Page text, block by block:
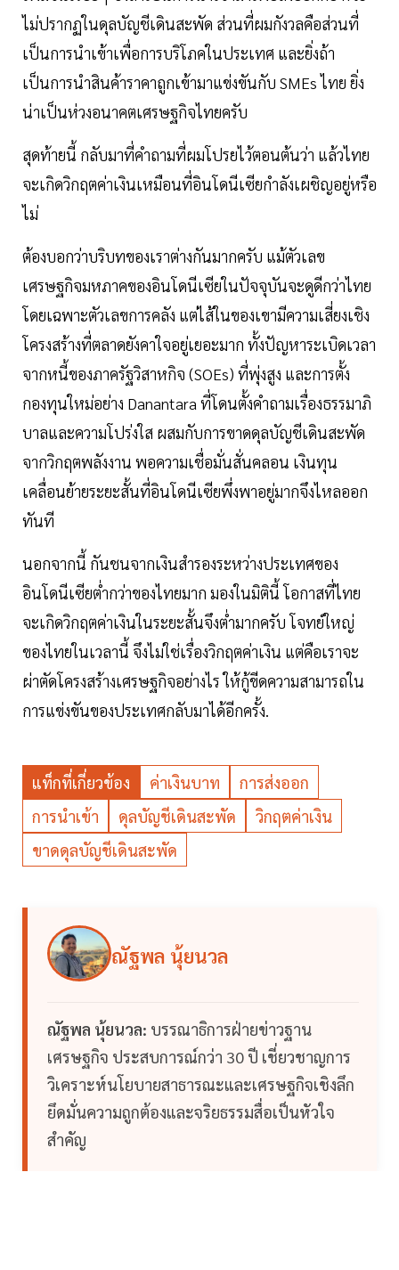
ไม่ปรากฏในดุลบัญชีเดินสะพัด ส่วนที่ผมกังวลคือส่วนที่
เป็นการนำเข้าเพื่อการบริโภคในประเทศ และยิ่งถ้า
เป็นการนำสินค้าราคาถูกเข้ามาแข่งขันกับ SMEs ไทย ยิ่ง
น่าเป็นห่วงอนาคตเศรษฐกิจไทยครับ
สุดท้ายนี้ กลับมาที่คำถามที่ผมโปรยไว้ตอนต้นว่า แล้วไทย
จะเกิดวิกฤตค่าเงินเหมือนที่อินโดนีเซียกำลังเผชิญอยู่หรือ
ไม่
ต้องบอกว่าบริบทของเราต่างกันมากครับ แม้ตัวเลข
เศรษฐกิจมหภาคของอินโดนีเซียในปัจจุบันจะดูดีกว่าไทย
โดยเฉพาะตัวเลขการคลัง แต่ไส้ในของเขามีความเสี่ยงเชิง
โครงสร้างที่ตลาดยังคาใจอยู่เยอะมาก ทั้งปัญหาระเบิดเวลา
จากหนี้ของภาครัฐวิสาหกิจ (SOEs) ที่พุ่งสูง และการตั้ง
กองทุนใหม่อย่าง Danantara ที่โดนตั้งคำถามเรื่องธรรมาภิ
บาลและความโปร่งใส ผสมกับการขาดดุลบัญชีเดินสะพัด
จากวิกฤตพลังงาน พอความเชื่อมั่นสั่นคลอน เงินทุน
เคลื่อนย้ายระยะสั้นที่อินโดนีเซียพึ่งพาอยู่มากจึงไหลออก
ทันที
นอกจากนี้ กันชนจากเงินสำรองระหว่างประเทศของ
อินโดนีเซียต่ำกว่าของไทยมาก มองในมิตินี้ โอกาสที่ไทย
จะเกิดวิกฤตค่าเงินในระยะสั้นจึงต่ำมากครับ โจทย์ใหญ่
ของไทยในเวลานี้ จึงไม่ใช่เรื่องวิกฤตค่าเงิน แต่คือเราจะ
ผ่าตัดโครงสร้างเศรษฐกิจอย่างไร ให้กู้ขีดความสามารถใน
การแข่งขันของประเทศกลับมาได้อีกครั้ง.
แท็กที่เกี่ยวข้อง ค่าเงินบาท
การส่งออก
การนำเข้า
ดุลบัญชีเดินสะพัด
วิกฤตค่าเงิน
ขาดดุลบัญชีเดินสะพัด
ณัฐพล นุ้ยนวล
ณัฐพล นุ้ยนวล: บรรณาธิการฝ่ายข่าวฐาน
เศรษฐกิจ ประสบการณ์กว่า 30 ปี เชี่ยวชาญการ
วิเคราะห์นโยบายสาธารณะและเศรษฐกิจเชิงลึก
ยึดมั่นความถูกต้องและจริยธรรมสื่อเป็นหัวใจ
สำคัญ